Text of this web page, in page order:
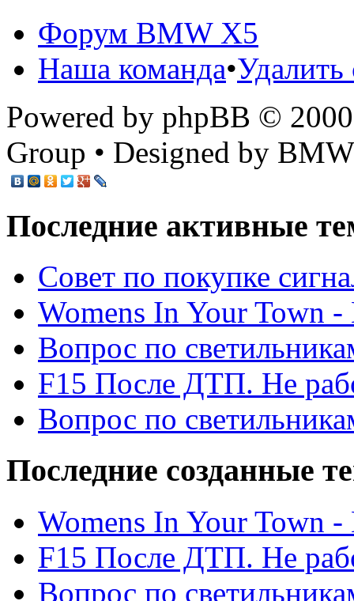
Форум BMW X5
Наша команда•
Powered by phpBB ©
Group • Designed by
Последние активные
Cовет по покупке
Womens In Your Town
Вопрос по
F15 После ДТП. Не
Вопрос по
Последние созданные
Womens In Your Town
F15 После ДТП. Не
Вопрос по